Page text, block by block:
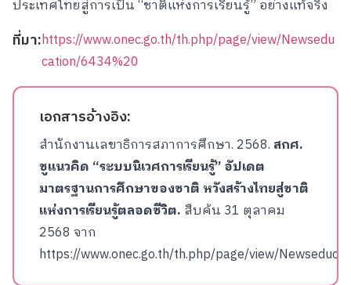
ประเทศไทยสู่การเป็น “ชาติแห่งการเรียนรู้” อย่างแท้จริง
ที่มา:https://www.onec.go.th/th.php/page/view/Newsedu
cation/6434%20
เอกสารอ้างอิง:
สำนักงานเลขาธิการสภาการศึกษา. 2568.สกศ.
ชูแนวคิด “ระบบนิเวศการเรียนรู้” อัปเดต
มาตรฐานการศึกษาของชาติ หวังสร้างไทยสู่ชาติ
แห่งการเรียนรู้ตลอดชีวิต. สืบค้น 31 ตุลาคม
2568 จาก
https://www.onec.go.th/th.php/page/view/